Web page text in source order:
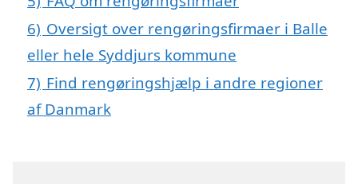
6) Oversigt over rengøringsfirmaer i Balle
eller hele Syddjurs kommune
7) Find rengøringshjælp i andre regioner
af Danmark